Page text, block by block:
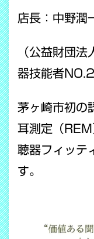
店長：中野潤
（公益財団
器技能者
茅ヶ崎市初の
耳測定（
聴器フィッテ
す。